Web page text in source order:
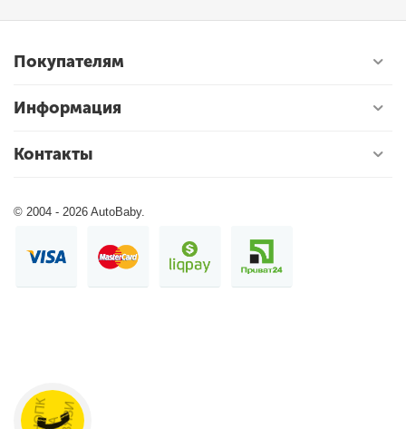
Покупателям
Информация
Контакты
© 2004 - 2026 AutoBaby.
КНОПК
А